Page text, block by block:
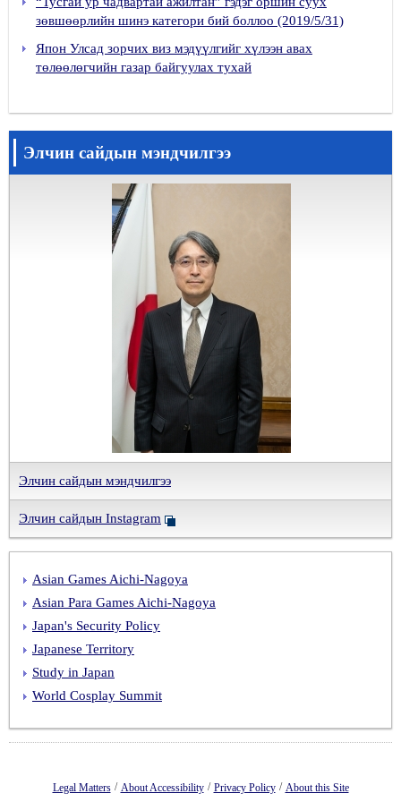
Япон иргэдийн дурсгалын цогцолборын хадгалалт хамгаалалт хариуцсан ажилтан Ч.Гантогтоход Япон Улсаас Монгол Улсад суугаа Элчин сайдын өргөмжлөл гардуулав
“JENESYS” хөтөлбөрт оролцогчдын уулзалт болов
Япон дууны тэмцээн зохион байгуулагдав
Элчин сайд М.Игавахара гэргийн хамт Сэлэнгэ аймгийн Сүхбаатар суман дахь Япон иргэдийн дурсгалд хүндэтгэл үзүүлэв
Элчин сайд Игавахара Масарү Итгэмжлэх жуух бичгээ өргөн барив
зөвшөөрлийн шинэ категори бий боллоо (2019/5/31)
Япон Улсад зорчих виз мэдүүлгийг хүлээн авах
төлөөлөгчийн газар байгуулах тухай
Элчин сайдын мэндчилгээ
Элчин сайдын мэндчилгээ
Элчин сайдын Instagram
Asian Games Aichi-Nagoya
Asian Para Games Aichi-Nagoya
Japan's Security Policy
Japanese Territory
Study in Japan
World Cosplay Summit
Legal Matters / About Accessibility / Privacy Policy / About this Site